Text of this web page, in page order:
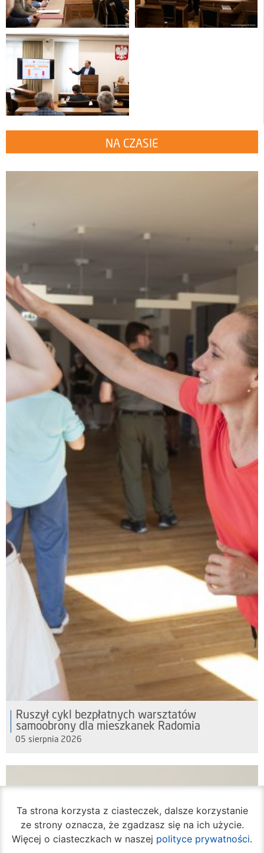
NA CZASIE
Ruszył cykl bezpłatnych warsztatów
samoobrony dla mieszkanek Radomia
05 sierpnia 2026
Ta strona korzysta z ciasteczek, dalsze korzystanie
ze strony oznacza, że zgadzasz się na ich użycie.
Więcej o ciasteczkach w naszej polityce prywatności.